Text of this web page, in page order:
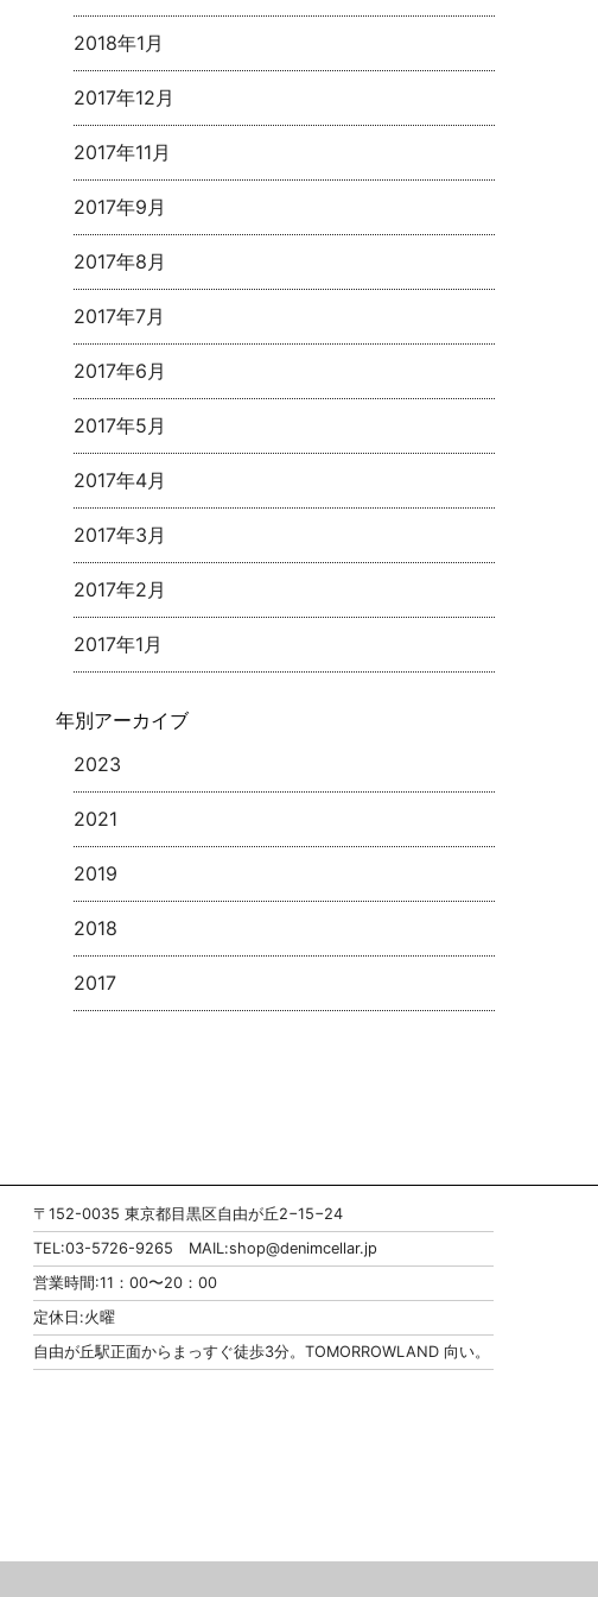
2018年1月
2017年12月
2017年11月
2017年9月
2017年8月
2017年7月
2017年6月
2017年5月
2017年4月
2017年3月
2017年2月
2017年1月
年別アーカイブ
2023
2021
2019
2018
2017
〒152-0035 東京都目黒区自由が丘2−15−24
TEL:03-5726-9265 MAIL:shop@denimcellar.jp
営業時間:11：00〜20：00
定休日:火曜
自由が丘駅正面からまっすぐ徒歩3分。TOMORROWLAND 向い。